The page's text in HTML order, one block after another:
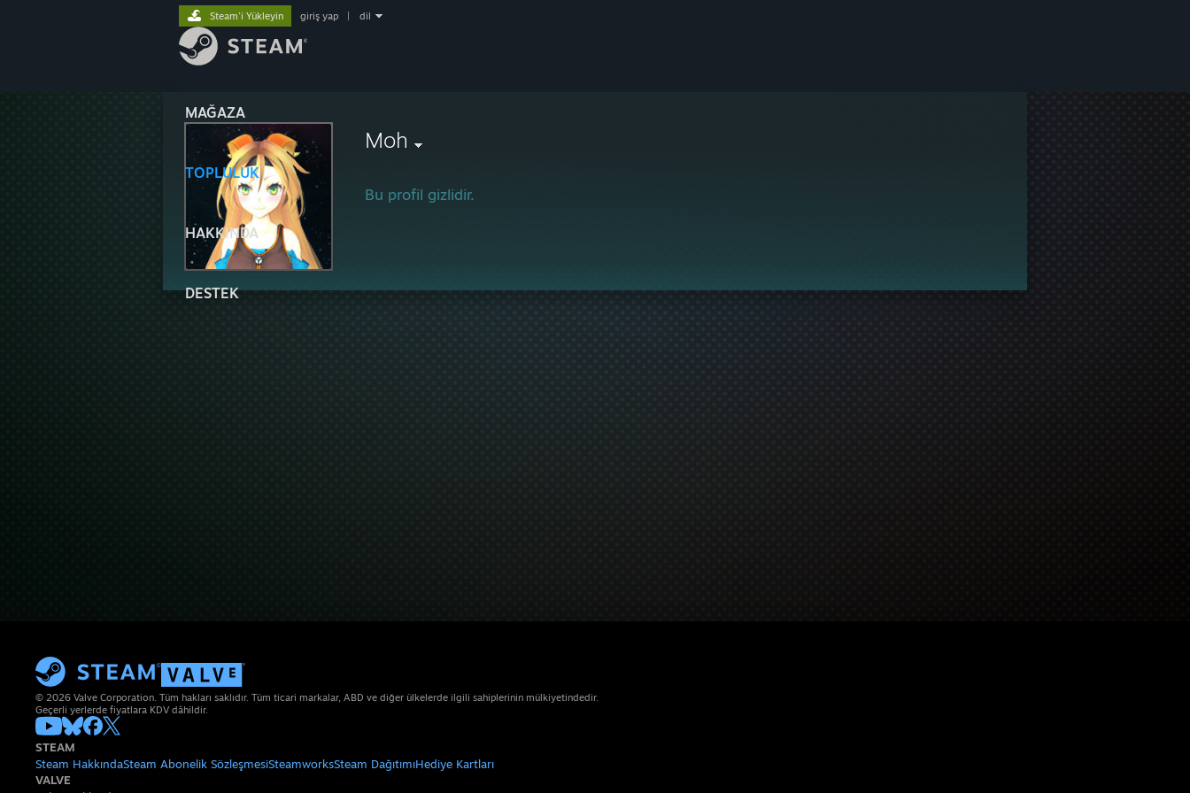
MAĞAZA
TOPLULUK
HAKKINDA
DESTEK
Steam'i Yükleyin giriş yap dil
Moh
Bu profil gizlidir.
© 2026 Valve Corporation. Tüm hakları saklıdır. Tüm ticari markalar, ABD ve diğer ülkelerde ilgili sahiplerinin mülkiyetindedir.
Geçerli yerlerde fiyatlara KDV dâhildir.
STEAM
Steam HakkındaSteam Abonelik SözleşmesiSteamworksSteam DağıtımıHediye Kartları
VALVE